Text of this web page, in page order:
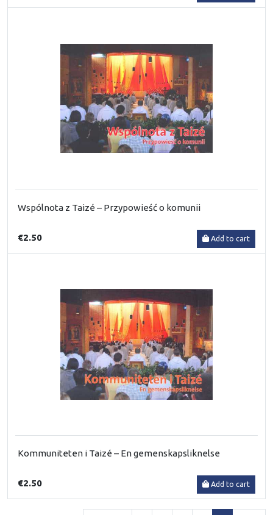
Wspólnota z Taizé – Przypowieść o komunii
€2.50 Add to cart
Kommuniteten i Taizé – En gemenskapsliknelse
€2.50 Add to cart